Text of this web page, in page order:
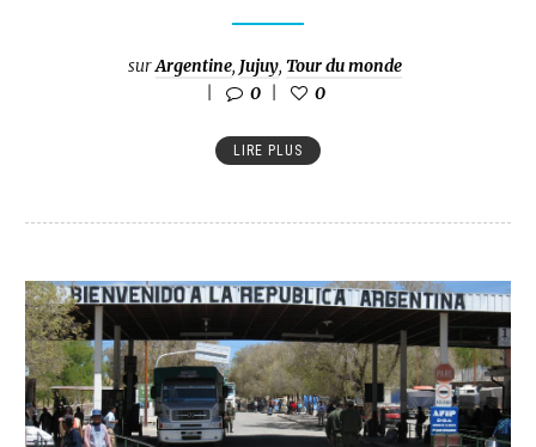
surArgentine, Jujuy, Tour du monde
0
0
LIRE PLUS